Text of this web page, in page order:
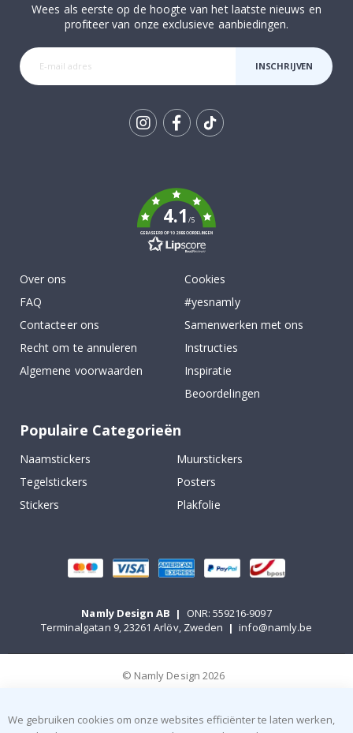
Wees als eerste op de hoogte van het laatste nieuws en
profiteer van onze exclusieve aanbiedingen.
INSCHRIJVEN
4.1/5
GEBASEERD OP 1029 BEOORDELINGEN
Over ons
FAQ
Contacteer ons
Recht om te annuleren
Algemene voorwaarden
Cookies
#yesnamly
Samenwerken met ons
Instructies
Inspiratie
Beoordelingen
Populaire Categorieën
Naamstickers
Muurstickers
Tegelstickers
Posters
Stickers
Plakfolie
Namly Design AB |
ONR: 559216-9097
Terminalgatan 9, 23261 Arlöv, Zweden | info@namly.be
© Namly Design 2026
We gebruiken cookies om onze websites efficiënter te laten werken,